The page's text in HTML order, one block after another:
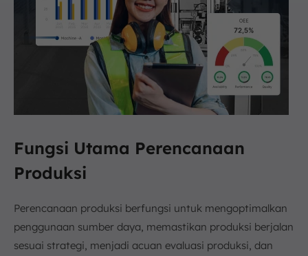
Fungsi Utama Perencanaan
Produksi
Perencanaan produksi berfungsi untuk mengoptimalkan
penggunaan sumber daya, memastikan produksi berjalan
sesuai strategi, menjadi acuan evaluasi produksi, dan